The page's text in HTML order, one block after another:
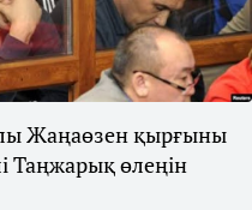
Жаңаөзен қырғыны
Таңжарық өлеңін